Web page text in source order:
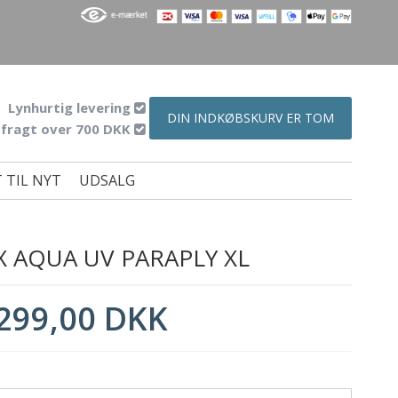
DIN INDKØBSKURV ER TOM
Lynhurtig levering
over 700 DKK
TIL NYT UDSALG
AQUA UV PARAPLY XL
DKK